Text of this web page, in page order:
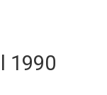
1990